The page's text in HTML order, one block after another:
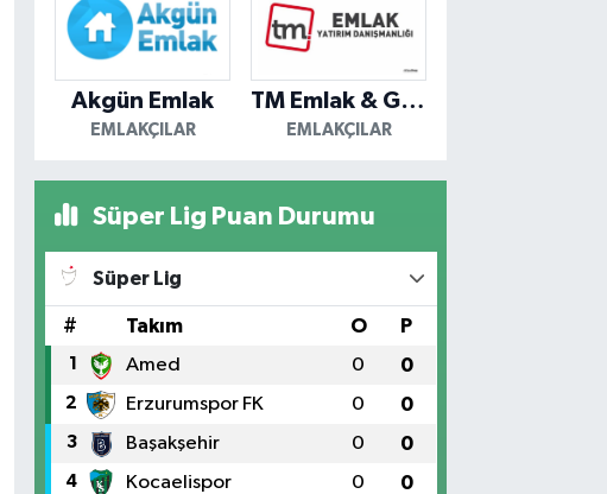
Akgün Emlak
EMLAKÇILAR
TM Emlak & Gayrimenkul
EMLAKÇILAR
Süper Lig Puan Durumu
Süper Lig
# Takım O P
1 Amed 0 0
2 Erzurumspor FK 0 0
3 Başakşehir 0 0
4 Kocaelispor 0 0